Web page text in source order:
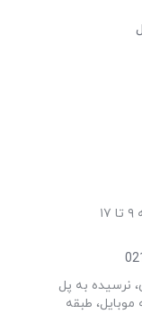
نرسیده به پل
موبایل، طبقه